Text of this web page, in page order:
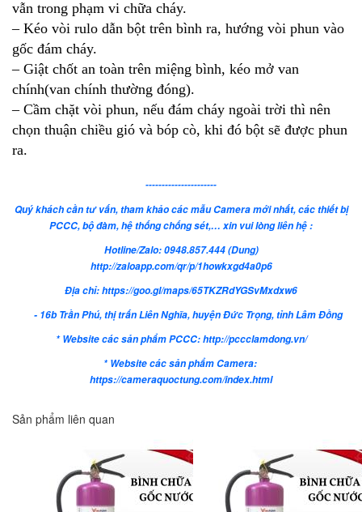
vẫn trong phạm vi chữa cháy.
– Kéo vòi rulo dẫn bột trên bình ra, hướng vòi phun vào
gốc đám cháy.
– Giật chốt an toàn trên miệng bình, kéo mở van
chính(van chính thường đóng).
– Cầm chặt vòi phun, nếu đám cháy ngoài trời thì nên
chọn thuận chiều gió và bóp cò, khi đó bột sẽ được phun
ra.
----------------------
Quý khách cần tư vấn, tham khảo các mẫu Camera mới nhất, các thiết bị
PCCC, bộ đàm, hệ thống chống sét,… xin vui lòng liên hệ :
Hotline/Zalo: 0948.857.444 (Dung)
http://zaloapp.com/qr/p/1howkxgd4a0p6
Địa chỉ: https://goo.gl/maps/65TKZRdYGSvMxdxw6
- 16b Trần Phú, thị trấn Liên Nghĩa, huyện Đức Trọng, tỉnh Lâm Đồng
* Website các sản phẩm PCCC: http://pccclamdong.vn/
* Website các sản phẩm Camera:
https://cameraquoctung.com/index.html
Sản phẩm liên quan